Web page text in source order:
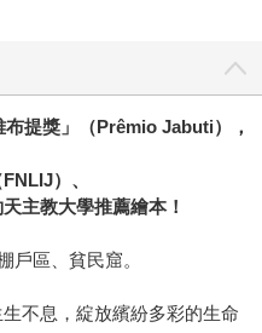
布提獎」（Prêmio Jabuti），
FNLIJ）、
主教大學推薦繪本！
戶區、貧民窟。
不息，綻放繽紛多彩的生命